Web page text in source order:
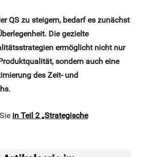
QS zu steigern, bedarf es zunächst
Die gezielte
ermöglicht nicht nur
sondern auch eine
des Zeit- und
in Teil 2 „Strategische